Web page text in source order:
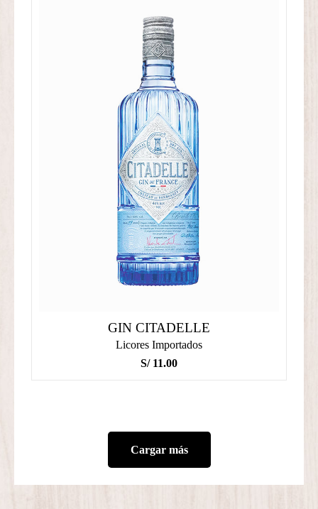
GIN CITADELLE
Licores Importados
S/11.00
Cargar más